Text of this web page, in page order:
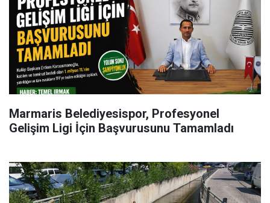
Marmaris Belediyesispor, Profesyonel
Gelişim Ligi İçin Başvurusunu Tamamladı